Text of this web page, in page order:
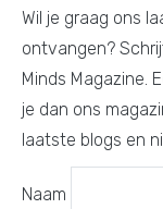
Wil je graag ons
ontvangen?
Minds Magazine.
je dan ons
laatste blogs en
Naam